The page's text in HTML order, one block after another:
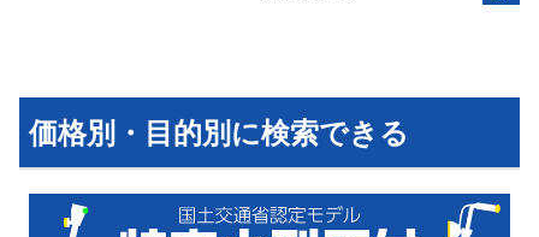
価格別・目的別に検索できる